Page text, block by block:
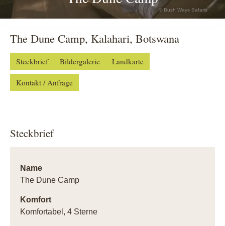
© Bush Ways Safaris
The Dune Camp, Kalahari, Botswana
Steckbrief Bildergalerie Landkarte
Kontakt / Anfrage
Steckbrief
Name
The Dune Camp
Komfort
Komfortabel, 4 Sterne